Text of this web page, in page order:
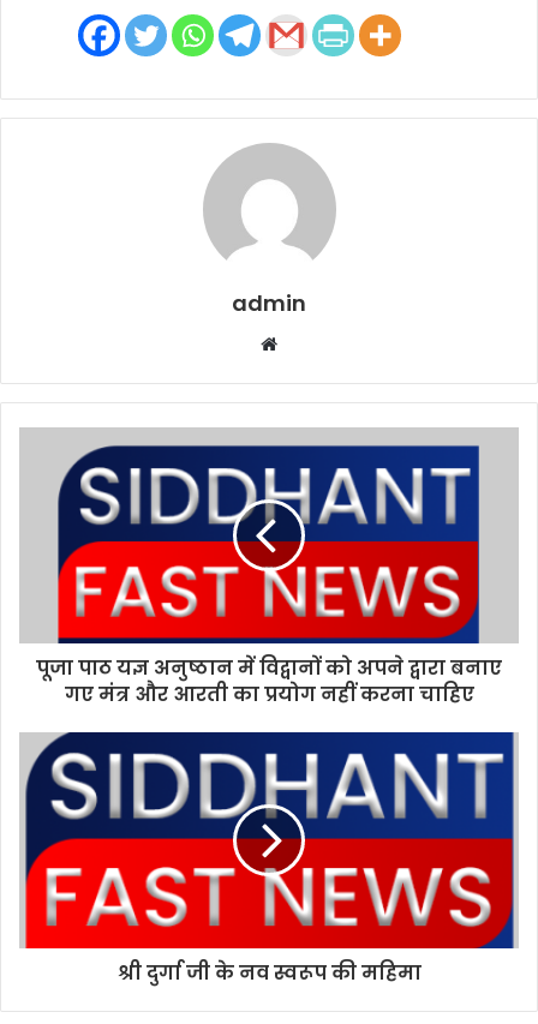
admin
b
s
t
e
पूजा पाठ यज्ञ अनुष्ठान में विद्वानों को अपने द्वारा बनाए
गए मंत्र और आरती का प्रयोग नहीं करना चाहिए
श्री दुर्गा जी के नव स्वरूप की महिमा